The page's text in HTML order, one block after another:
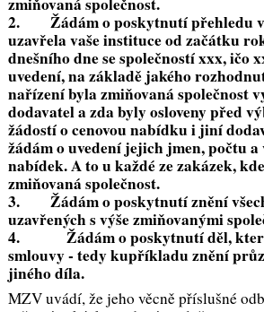
2. Žádám o poskytnutí přehledu
uzavřela vaše instituce od začátku
dnešního dne se společností xxx, ičo
uvedení, na základě jakého
nařízení byla zmiňovaná společnost
dodavatel a zda byly osloveny před
žádostí o cenovou nabídku i jiní
žádám o uvedení jejich jmen, počtu a
nabídek. A to u každé ze zakázek,
zmiňovaná společnost.
3. Žádám o poskytnutí znění
uzavřených s výše zmiňovanými
4. Žádám o poskytnutí děl, které
smlouvy - tedy kupříkladu znění
jiného díla.
MZV uvádí, že jeho věcně příslušné